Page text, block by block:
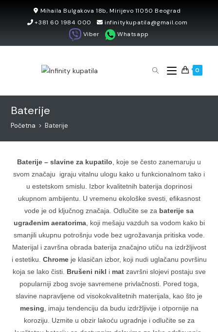
Mihaila Bulgakova 18b, Mirijevo 11050 Beograd
+381 60 1984 000
infinitykupatila@gmail.com
Viber
Whatsapp
0
Baterije
Početna > Baterije
Baterije – slavine za kupatilo , koje se često zanemaruju u
svom značaju igraju vitalnu ulogu kako u funkcionalnom tako i
u estetskom smislu. Izbor kvalitetnih baterija doprinosi
ukupnom ambijentu. U vremenu ekološke svesti, efikasnost
vode je od ključnog značaja. Odlučite se za baterije sa
ugrađenim aeratorima, koji mešaju vazduh sa vodom kako bi
smanjili ukupnu potrošnju vode bez ugrožavanja pritiska vode.
Materijal i završna obrada baterija značajno utiču na izdržljivost
i estetiku. Chromeje klasičan izbor, koji nudi uglačanu površinu
koja se lako čisti. Brušeni nikl i matzavršni slojevi postaju sve
popularniji zbog svoje savremene privlačnosti. Pored toga,
slavine napravljene od visokokvalitetnih materijala, kao što je
mesing , imaju tendenciju da budu izdržljivije i otpornije na
koroziju. Uzmite u obzir lakoću ugradnje i odlučite se za